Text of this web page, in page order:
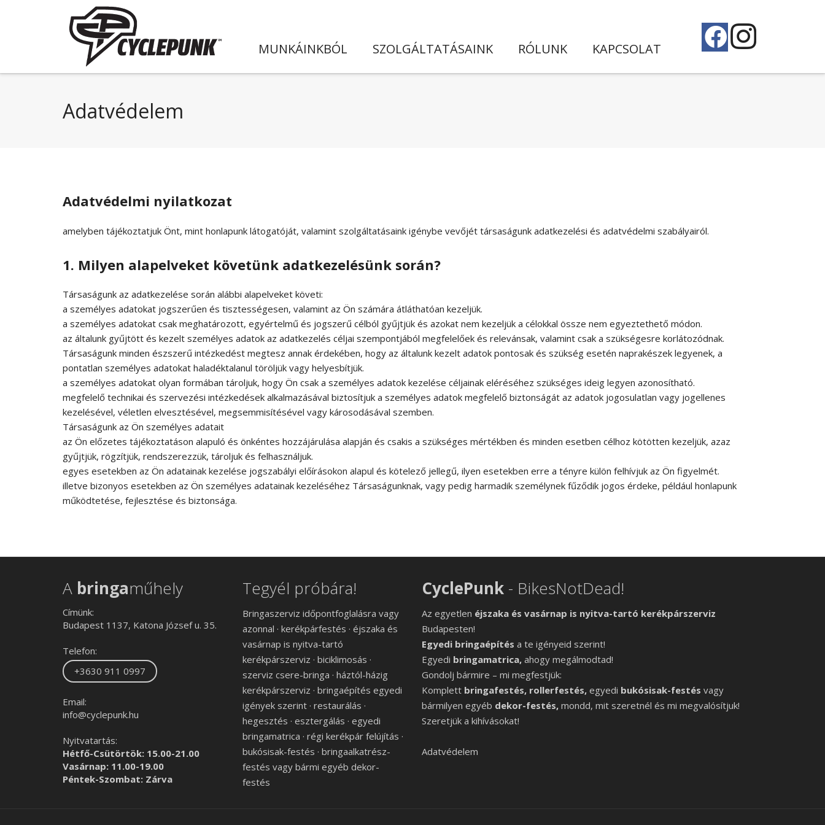
MUNKÁINKBÓL SZOLGÁLTATÁSAINK RÓLUNK KAPCSOLAT
Adatvédelem
Adatvédelmi nyilatkozat
amelyben tájékoztatjuk Önt, mint honlapunk látogatóját, valamint szolgáltatásaink igénybe vevőjét társaságunk adatkezelési és adatvédelmi szabályairól.
1. Milyen alapelveket követünk adatkezelésünk során?
Társaságunk az adatkezelése során alábbi alapelveket követi:
a személyes adatokat jogszerűen és tisztességesen, valamint az Ön számára átláthatóan kezeljük.
a személyes adatokat csak meghatározott, egyértelmű és jogszerű célból gyűjtjük és azokat nem kezeljük a célokkal össze nem egyeztethető módon.
az általunk gyűjtött és kezelt személyes adatok az adatkezelés céljai szempontjából megfelelőek és relevánsak, valamint csak a szükségesre korlátozódnak.
Társaságunk minden észszerű intézkedést megtesz annak érdekében, hogy az általunk kezelt adatok pontosak és szükség esetén naprakészek legyenek, a
pontatlan személyes adatokat haladéktalanul töröljük vagy helyesbítjük.
a személyes adatokat olyan formában tároljuk, hogy Ön csak a személyes adatok kezelése céljainak eléréséhez szükséges ideig legyen azonosítható.
megfelelő technikai és szervezési intézkedések alkalmazásával biztosítjuk a személyes adatok megfelelő biztonságát az adatok jogosulatlan vagy jogellenes
kezelésével, véletlen elvesztésével, megsemmisítésével vagy károsodásával szemben.
Társaságunk az Ön személyes adatait
az Ön előzetes tájékoztatáson alapuló és önkéntes hozzájárulása alapján és csakis a szükséges mértékben és minden esetben célhoz kötötten kezeljük, azaz
gyűjtjük, rögzítjük, rendszerezzük, tároljuk és felhasználjuk.
egyes esetekben az Ön adatainak kezelése jogszabályi előírásokon alapul és kötelező jellegű, ilyen esetekben erre a tényre külön felhívjuk az Ön figyelmét.
illetve bizonyos esetekben az Ön személyes adatainak kezeléséhez Társaságunknak, vagy pedig harmadik személynek fűződik jogos érdeke, például honlapunk
működtetése, fejlesztése és biztonsága.
A bringaműhely
Címünk:
Budapest 1137, Katona József u. 35.
Telefon:
+3630 911 0997
Email:
info@cyclepunk.hu
Nyitvatartás:
Hétfő-Csütörtök: 15.00-21.00
Vasárnap: 11.00-19.00
Péntek-Szombat: Zárva
Tegyél próbára!
Bringaszerviz időpontfoglalásra vagy
azonnal · kerékpárfestés · éjszaka és
vasárnap is nyitva-tartó
kerékpárszerviz · biciklimosás ·
szerviz csere-bringa · háztól-házig
kerékpárszerviz · bringaépítés egyedi
igények szerint · restaurálás ·
hegesztés · esztergálás · egyedi
bringamatrica · régi kerékpár felújítás ·
bukósisak-festés · bringaalkatrész-
festés vagy bármi egyéb dekor-
festés
CyclePunk - BikesNotDead!
Az egyetlen éjszaka és vasárnap is nyitva-tartó kerékpárszerviz
Budapesten!
Egyedi bringaépítés a te igényeid szerint!
Egyedi bringamatrica, ahogy megálmodtad!
Gondolj bármire – mi megfestjük:
Komplett bringafestés, rollerfestés, egyedi bukósisak-festés vagy
bármilyen egyéb dekor-festés, mondd, mit szeretnél és mi megvalósítjuk!
Szeretjük a kihívásokat!
Adatvédelem